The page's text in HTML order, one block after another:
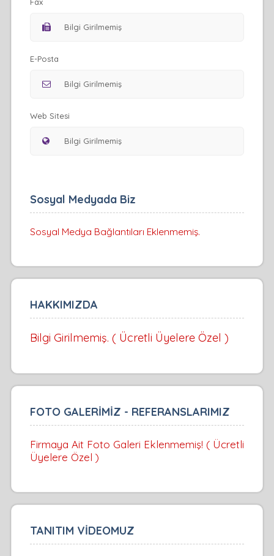
Fax
E-Posta
Web Sitesi
Sosyal Medyada Biz
Sosyal Medya Bağlantıları Eklenmemiş.
HAKKIMIZDA
Bilgi Girilmemiş. ( Ücretli Üyelere Özel )
FOTO GALERİMİZ - REFERANSLARIMIZ
Firmaya Ait Foto Galeri Eklenmemiş! ( Ücretli
Üyelere Özel )
TANITIM VİDEOMUZ